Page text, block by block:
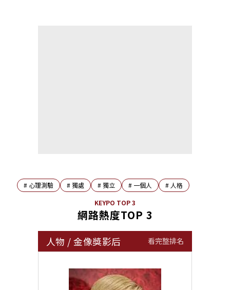
# 心理測驗 # 獨處 # 獨立 # 一個人 # 人格
KEYPO TOP 3
網路熱度TOP 3
人物 /金像獎影后 看完整排名